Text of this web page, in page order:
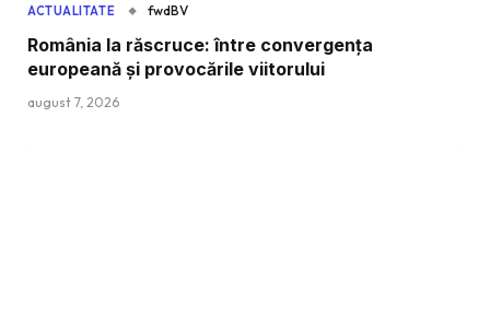
ACTUALITATE fwdBV
România la răscruce: între convergența
europeană și provocările viitorului
august 7, 2026